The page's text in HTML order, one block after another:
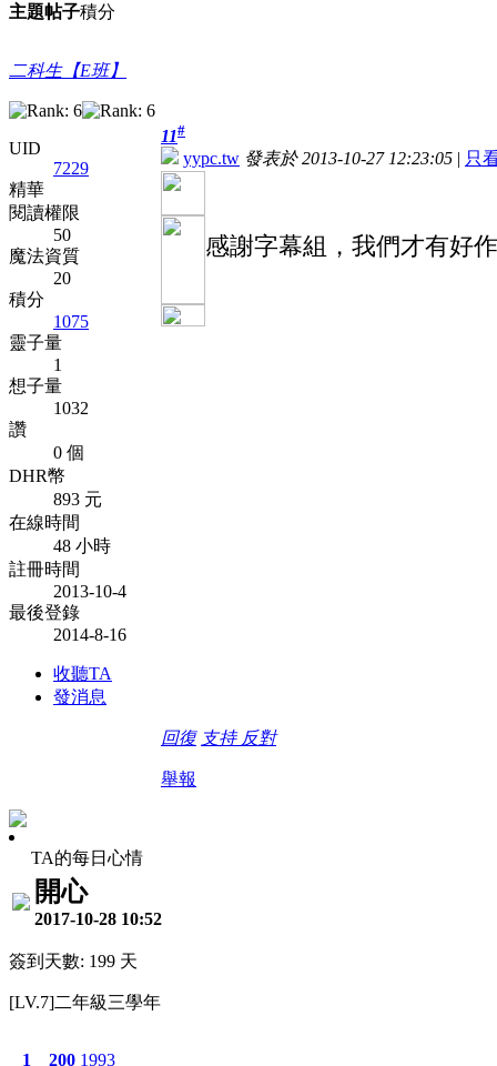
主題帖子積分
二科生【E班】
UID
7229
精華
閱讀權限
50
魔法資質
20
積分
1075
靈子量
1
想子量
1032
讚
0 個
DHR幣
893 元
在線時間
48 小時
註冊時間
2013-10-4
最後登錄
2014-8-16
收聽TA
發消息
11#
yypc.tw 發表於 2013-10-27 12:23:05 | 只
感謝字幕組，我們才有好
回復 支持 反對
舉報
TA的每日心情
開心
2017-10-28 10:52
簽到天數: 199 天
[LV.7]二年級三學年
1 200 1993